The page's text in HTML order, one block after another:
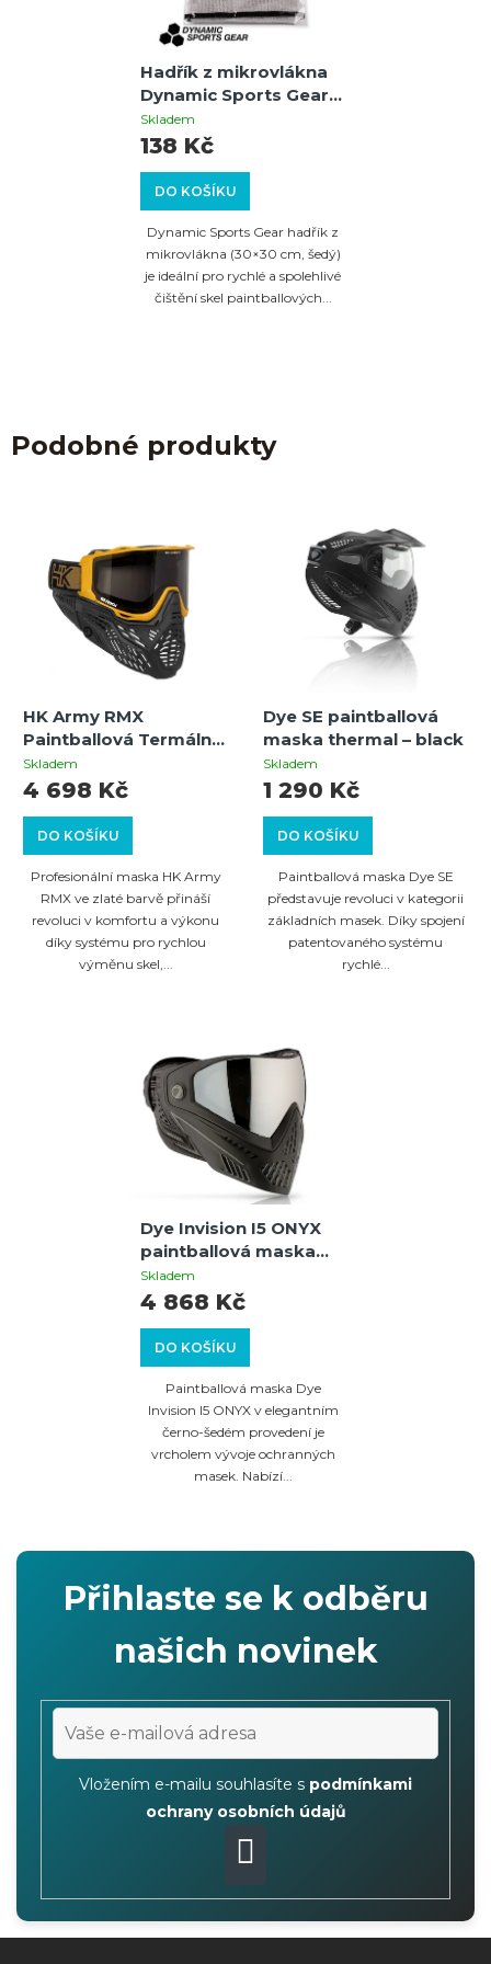
Hadřík z mikrovlákna
Dynamic Sports Gear |
30×30 cm, šedý | Pro
čištění skel masek
Skladem
DO KOŠÍKU
138 Kč
Dynamic Sports Gear hadřík z
mikrovlákna (30×30 cm, šedý)
je ideální pro rychlé a spolehlivé
čištění skel paintballových...
Podobné produkty
HK Army RMX
Paintballová Termální
Maska (zlatá)
Skladem
DO KOŠÍKU
4 698 Kč
Profesionální maska HK Army
RMX ve zlaté barvě přináší
revoluci v komfortu a výkonu
díky systému pro rychlou
výměnu skel,...
Dye SE paintballová
maska thermal – black
Skladem
DO KOŠÍKU
1 290 Kč
Paintballová maska Dye SE
představuje revoluci v kategorii
základních masek. Díky spojení
patentovaného systému
rychlé...
Dye Invision I5 ONYX
paintballová maska
thermal (černá/šedá)
Skladem
DO KOŠÍKU
4 868 Kč
Paintballová maska Dye
Invision I5 ONYX v elegantním
černo-šedém provedení je
vrcholem vývoje ochranných
masek. Nabízí...
Přihlaste se k odběru
našich novinek
Vložením e-mailu souhlasíte s podmínkami
ochrany osobních údajů
PŘIHLÁSIT
SE